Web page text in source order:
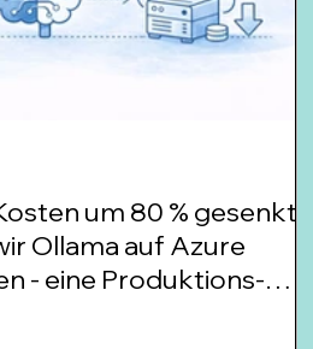
um 80 % gesenkt
Ollama auf Azure
- eine Produktions-